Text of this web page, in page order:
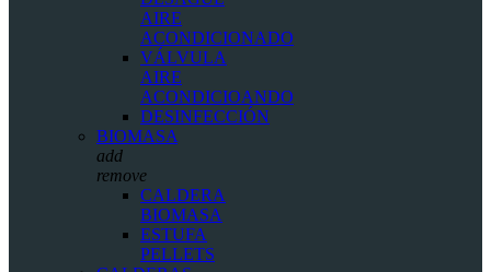
AIRE
ACONDICIONADO
VÁLVULA
AIRE
ACONDICIOANDO
DESINFECCIÓN
BIOMASA
add
remove
CALDERA
BIOMASA
ESTUFA
PELLETS